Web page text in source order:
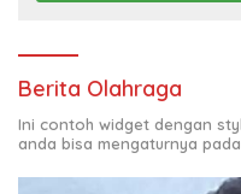
Berita Olahraga
Ini contoh widget dengan
anda bisa mengaturnya